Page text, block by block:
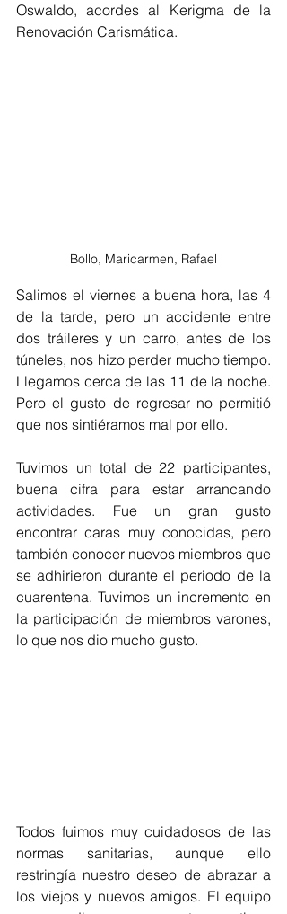
Oswaldo, acordes al Kerigma de la
Renovación Carismática.
Bollo, Maricarmen, Rafael
Salimos el viernes a buena hora, las 4
de la tarde, pero un accidente entre
dos tráileres y un carro, antes de los
túneles, nos hizo perder mucho tiempo.
Llegamos cerca de las 11 de la noche.
Pero el gusto de regresar no permitió
que nos sintiéramos mal por ello.
Tuvimos un total de 22 participantes,
buena cifra para estar arrancando
actividades. Fue un gran gusto
encontrar caras muy conocidas, pero
también conocer nuevos miembros que
se adhirieron durante el periodo de la
cuarentena. Tuvimos un incremento en
la participación de miembros varones,
lo que nos dio mucho gusto.
Todos fuimos muy cuidadosos de las
normas sanitarias, aunque ello
restringía nuestro deseo de abrazar a
los viejos y nuevos amigos. El equipo